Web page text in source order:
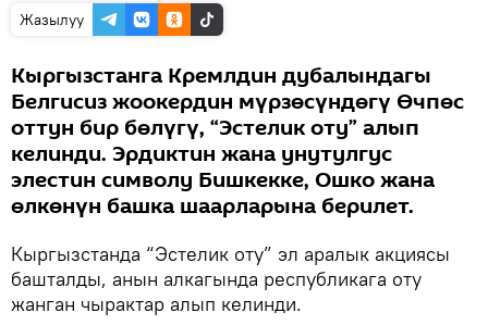
Жазылуу
Кыргызстанга Кремлдин дубалындагы
Белгисиз жоокердин мүрзөсүндөгү Өчпөс
оттун бир бөлүгү, “Эстелик оту” алып
келинди. Эрдиктин жана унутулгус
элестин символу Бишкекке, Ошко жана
өлкөнүн башка шаарларына берилет.
Кыргызстанда “Эстелик оту” эл аралык акциясы
башталды, анын алкагында республикага оту
жанган чырактар алып келинди.